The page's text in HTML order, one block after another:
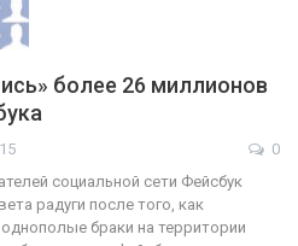
более 26 миллионов
0
социальной сети Фейсбук
радуги после того, как
браки на территории